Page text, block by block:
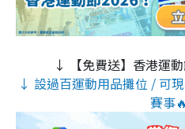
↓ 【免費送】香港運
↓ 設過百運動用品攤位 / 可
賽事